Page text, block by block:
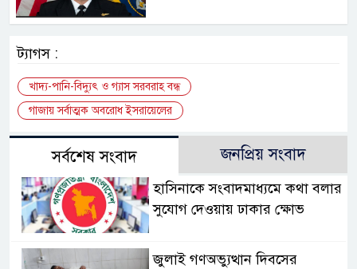
ট্যাগস :
খাদ্য-পানি-বিদ্যুৎ ও গ্যাস সরবরাহ বন্ধ
গাজায় সর্বাত্মক অবরোধ ইসরায়েলের
সর্বশেষ সংবাদ জনপ্রিয় সংবাদ
হাসিনাকে সংবাদমাধ্যমে কথা বলার
সুযোগ দেওয়ায় ঢাকার ক্ষোভ
জুলাই গণঅভ্যুত্থান দিবসের